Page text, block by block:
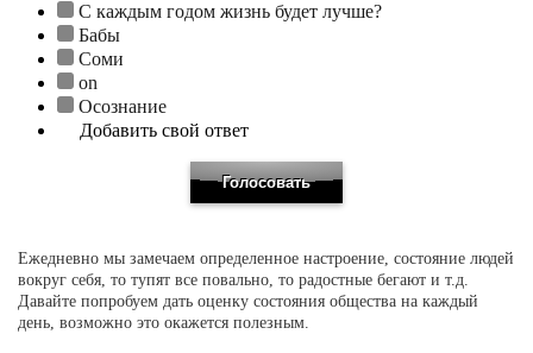
С каждым годом жизнь будет лучше?
Бабы
Соми
on
Осознание
Добавить свой ответ
Ежедневно мы замечаем определенное настроение, состояние людей
вокруг себя, то тупят все повально, то радостные бегают и т.д.
Давайте попробуем дать оценку состояния общества на каждый
день, возможно это окажется полезным.